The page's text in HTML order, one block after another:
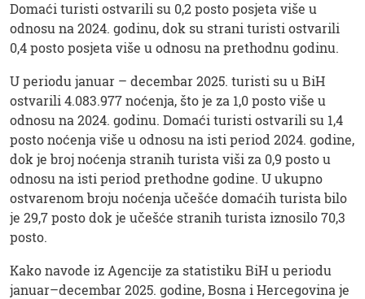
Domaći turisti ostvarili su 0,2 posto posjeta više u
odnosu na 2024. godinu, dok su strani turisti ostvarili
0,4 posto posjeta više u odnosu na prethodnu godinu.
U periodu januar – decembar 2025. turisti su u BiH
ostvarili 4.083.977 noćenja, što je za 1,0 posto više u
odnosu na 2024. godinu. Domaći turisti ostvarili su 1,4
posto noćenja više u odnosu na isti period 2024. godine,
dok je broj noćenja stranih turista viši za 0,9 posto u
odnosu na isti period prethodne godine. U ukupno
ostvarenom broju noćenja učešće domaćih turista bilo
je 29,7 posto dok je učešće stranih turista iznosilo 70,3
posto.
Kako navode iz Agencije za statistiku BiH u periodu
januar–decembar 2025. godine, Bosna i Hercegovina je